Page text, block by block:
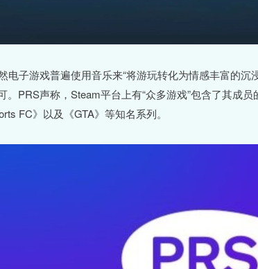
电子游戏普遍使用音乐来“将游玩转化为情感丰富的沉
。PRS声称，Steam平台上有“众多游戏”包含了其成
FC》以及《GTA》等知名系列。